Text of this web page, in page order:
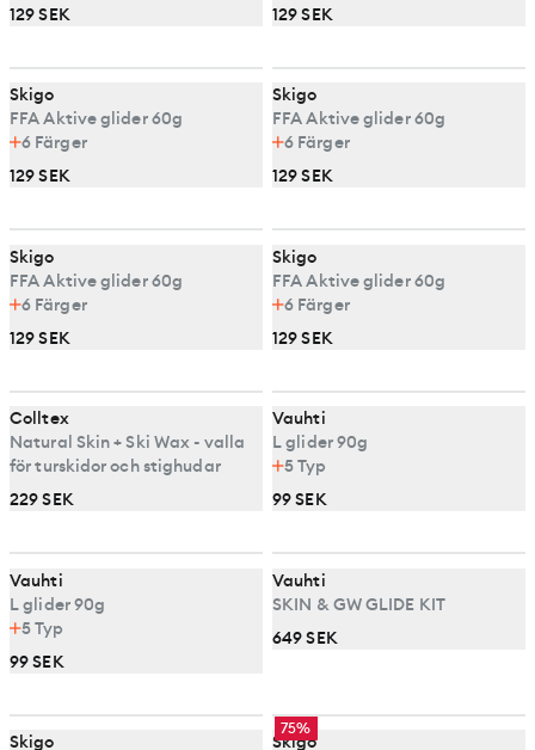
129 SEK
129 SEK
Skigo
FFA Aktive glider 60g
6 Färger
129 SEK
Skigo
FFA Aktive glider 60g
6 Färger
129 SEK
Skigo
FFA Aktive glider 60g
6 Färger
129 SEK
Skigo
FFA Aktive glider 60g
6 Färger
129 SEK
Colltex
Natural Skin + Ski Wax - valla
för turskidor och stighudar
229 SEK
Vauhti
L glider 90g
5Typ
99 SEK
Vauhti
L glider 90g
5Typ
99 SEK
Vauhti
SKIN & GW GLIDE KIT
649 SEK
Skigo
75%
Skigo